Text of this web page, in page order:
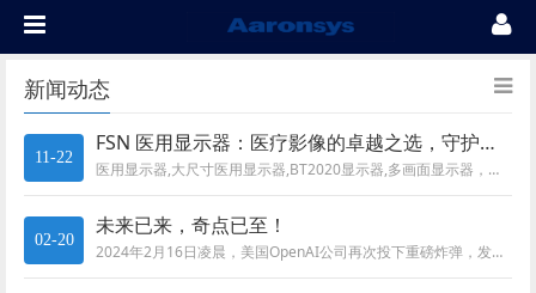
新闻动态
11-22
FSN 医用显示器：医疗影像的卓越之选，守护健康的 “慧眼”
医用显示器,大尺寸医用显示器,BT2020显示器,多画面显示器，多窗口显示器
02-20
未来已来，奇点已至！
2024年2月16日凌晨，美国OpenAI公司再次投下重磅炸弹，发布了其首个文字生成视频模型——Sora。仅需输入一段文...